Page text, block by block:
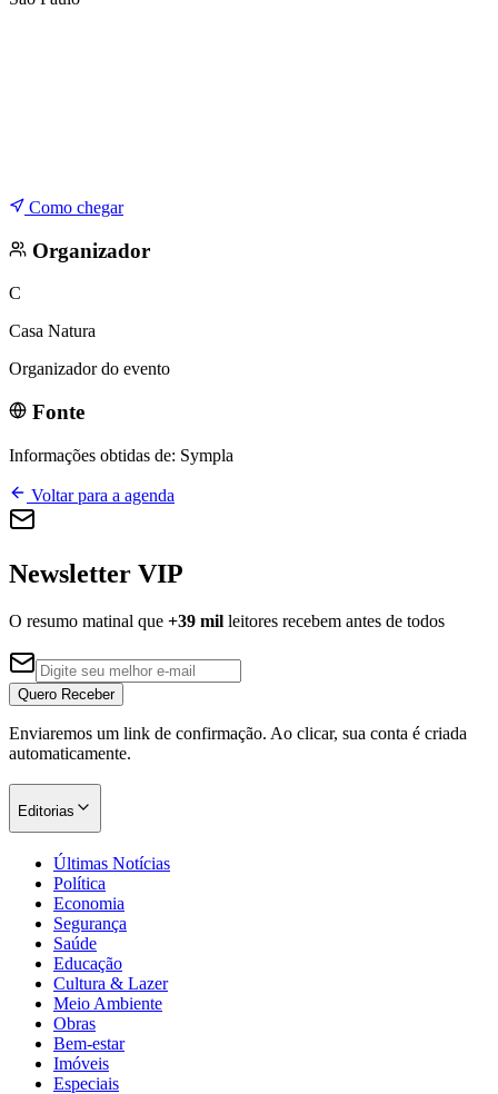
Palmeiras
Como chegar
Organizador
C
Casa Natura
Organizador do evento
Fonte
Informações obtidas de: Sympla
Voltar para a agenda
Newsletter VIP
O resumo matinal que +39 mil leitores recebem antes de todos
Quero Receber
Enviaremos um link de confirmação. Ao clicar, sua conta é criada
automaticamente.
Editorias
Últimas Notícias
Política
Economia
Segurança
Saúde
Educação
Cultura & Lazer
Meio Ambiente
Obras
Bem-estar
Imóveis
Especiais